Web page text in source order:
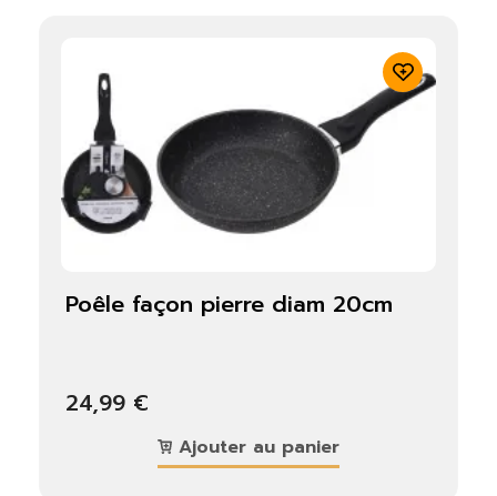
poêle façon pierre diam 20cm
24,99 €
Ajouter au panier